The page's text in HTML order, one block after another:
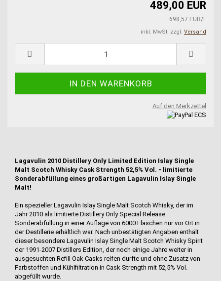
489,00 EUR
698,57 EUR/L
inkl. MwSt. zzgl. Versand
Auf den Merkzettel
Lagavulin 2010 Distillery Only Limited Edition Islay Single
Malt Scotch Whisky Cask Strength 52,5% Vol. - limitierte
Sonderabfüllung eines großartigen Lagavulin Islay Single
Malt!
Ein spezieller Lagavulin Islay Single Malt Scotch Whisky, der im
Jahr 2010 als limitierte Distillery Only Special Release
Sonderabfüllung in einer Auflage von 6000 Flaschen nur vor Ort in
der Destillerie erhältlich war. Nach unbestätigten Angaben enthält
dieser besondere Lagavulin Islay Single Malt Scotch Whisky Spirit
der 1991-2007 Distillers Edition, der noch einige Jahre weiter in
ausgesuchten Refill Oak Casks reifen durfte und ohne Zusatz von
Farbstoffen und Kühlfiltration in Cask Strength mit 52,5% Vol.
abgefüllt wurde.